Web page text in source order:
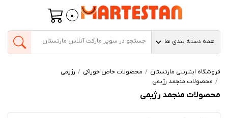
0
همه دسته بندی ها
فروشگاه اینترنتی مارتستان محصولات خاص خوراکی
رژیمی
محصولات منجمد رژیمی
محصولات منجمد رژیمی